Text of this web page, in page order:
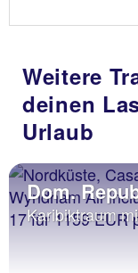
Weitere
deinen
Urlaub
Dom.
Karibiktraum